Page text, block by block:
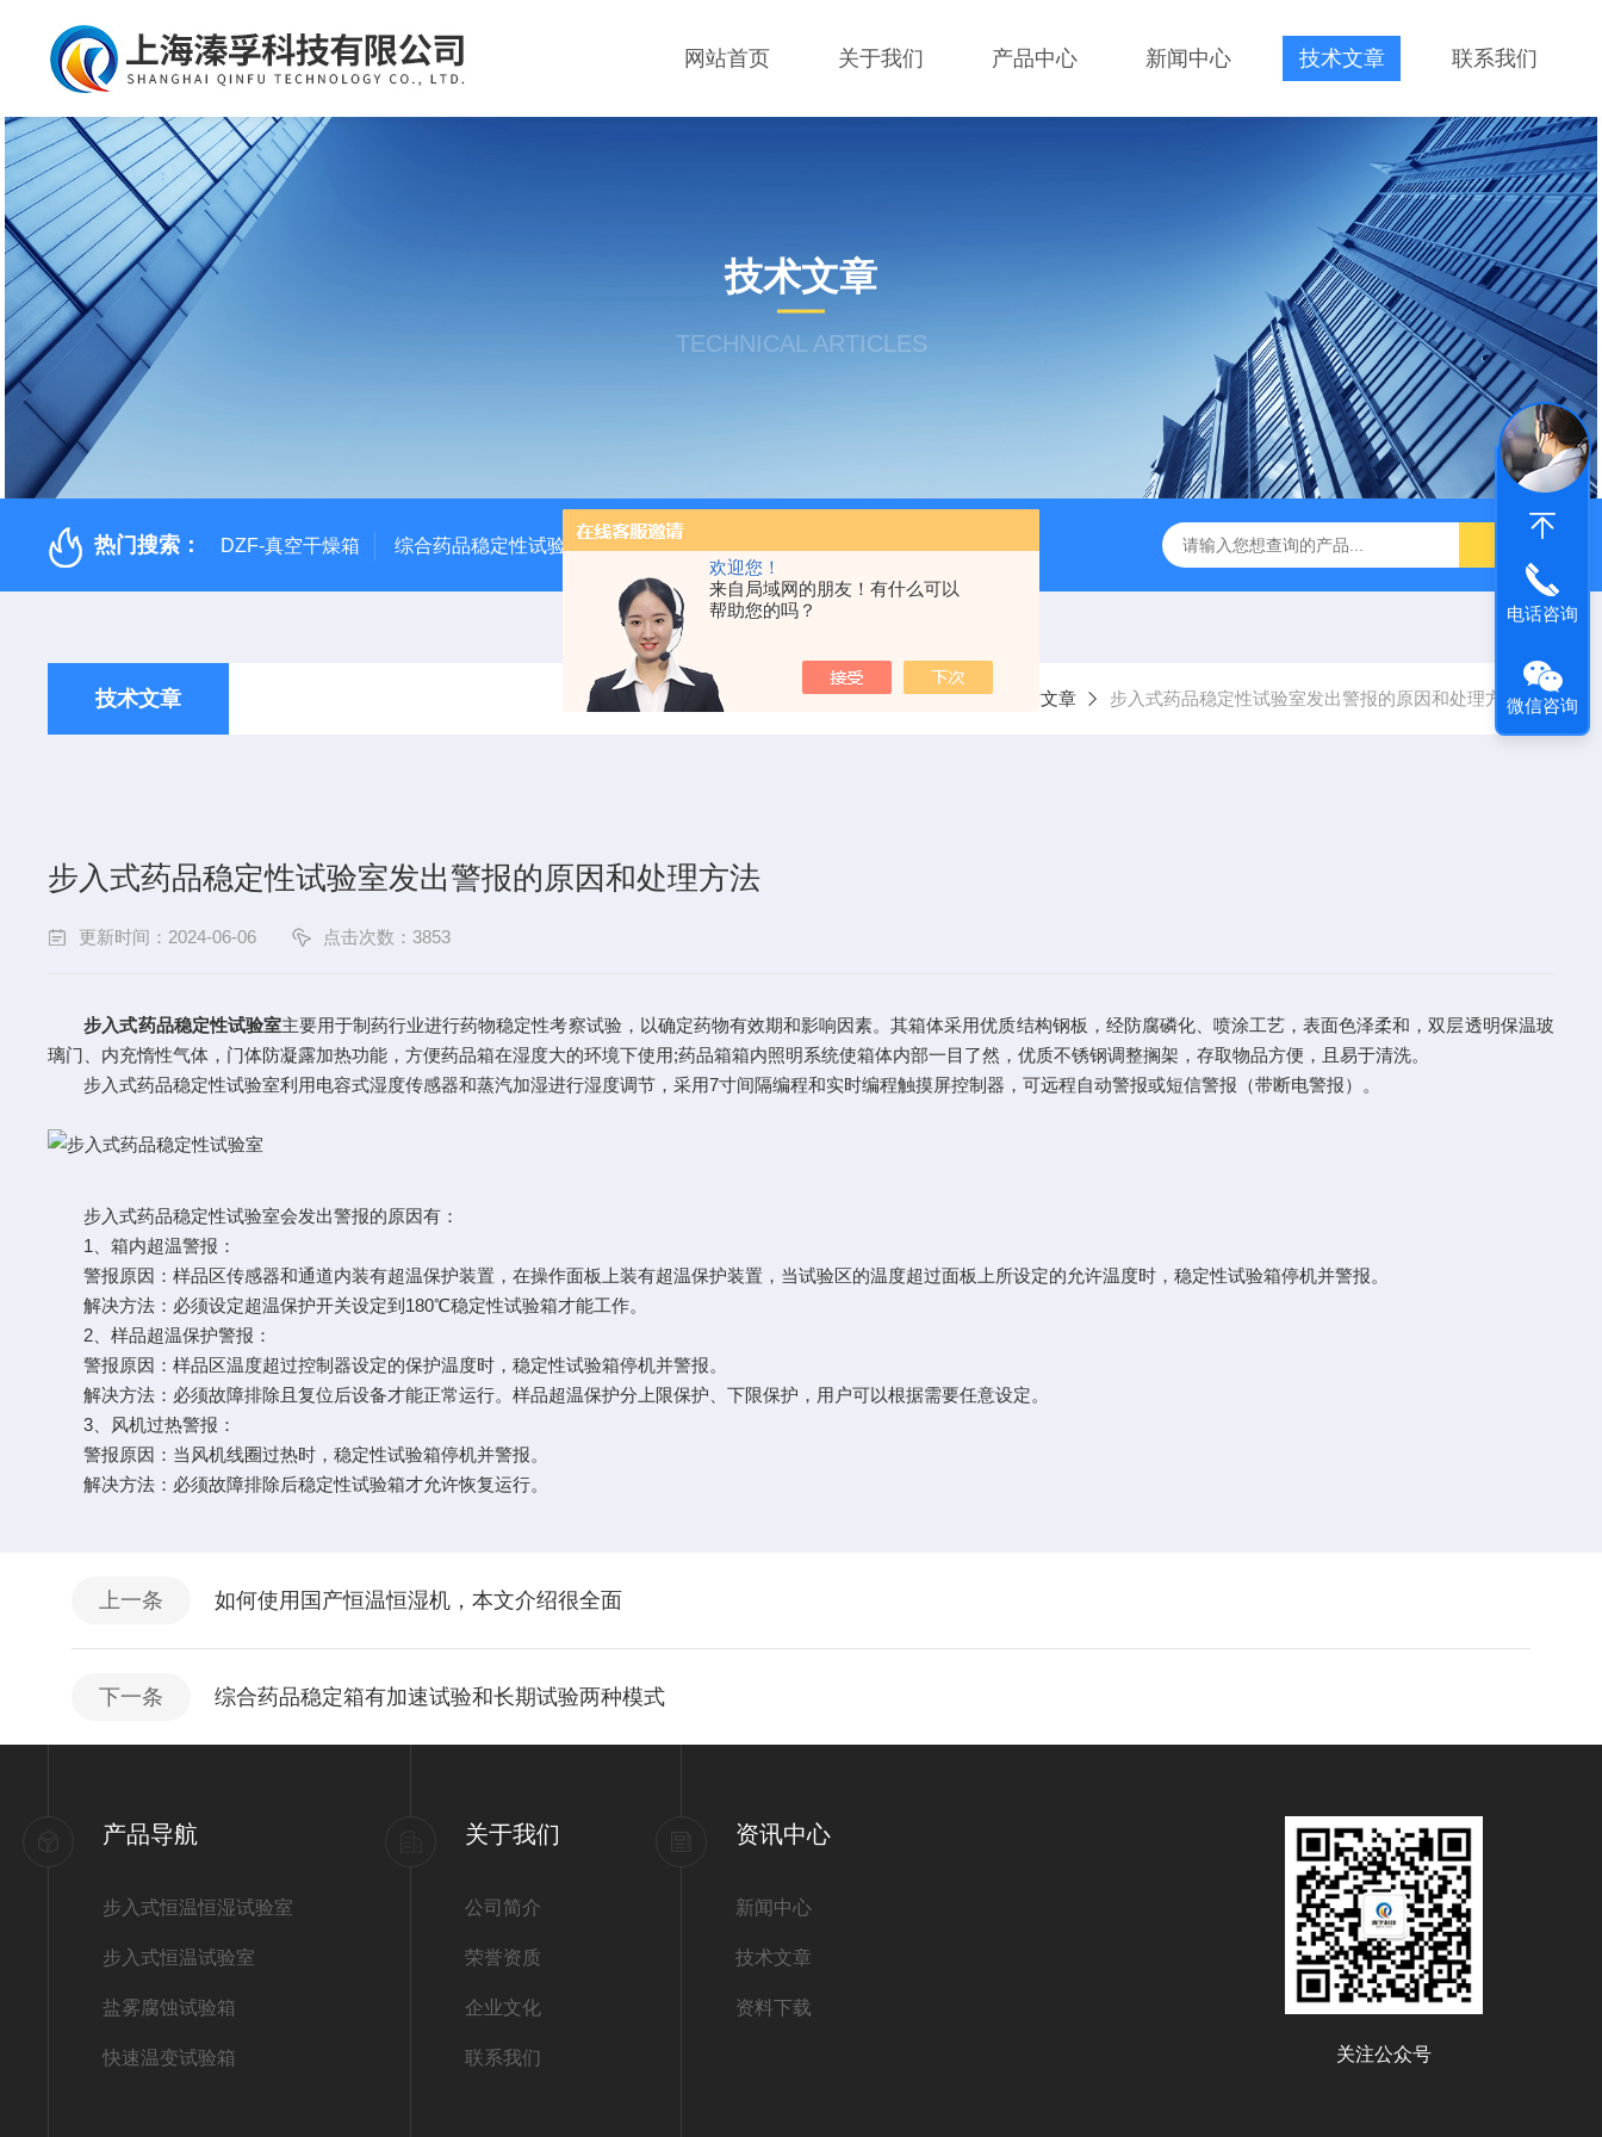
欢迎您！
来自局域网的朋友！有什么可以
帮助您的吗？
网站首页 关于我们 产品中心 新闻中心 技术文章 联系我们
技术文章
TECHNICAL ARTICLES
热门搜索： DZF-真空干燥箱 综合药品稳定性试验箱 QF-SD-3T药品稳定性试验箱三代 QF-***GD-T药品强光照射试验箱 QF-SD-2T药品
技术文章 当前位置：首页 技术文章 步入式药品稳定性试验室发出警报的原因和处理方法
步入式药品稳定性试验室发出警报的原因和处理方法
更新时间：2024-06-06 点击次数：3853
步入式药品稳定性试验室主要用于制药行业进行药物稳定性考察试验，以确定药物有效期和影响因素。其箱体采用优质结构钢板，经防腐磷化、喷涂工艺，表面色泽柔和，双层透明保温玻
璃门、内充惰性气体，门体防凝露加热功能，方便药品箱在湿度大的环境下使用;药品箱箱内照明系统使箱体内部一目了然，优质不锈钢调整搁架，存取物品方便，且易于清洗。
步入式药品稳定性试验室利用电容式湿度传感器和蒸汽加湿进行湿度调节，采用7寸间隔编程和实时编程触摸屏控制器，可远程自动警报或短信警报（带断电警报）。
步入式药品稳定性试验室会发出警报的原因有：
1、箱内超温警报：
警报原因：样品区传感器和通道内装有超温保护装置，在操作面板上装有超温保护装置，当试验区的温度超过面板上所设定的允许温度时，稳定性试验箱停机并警报。
解决方法：必须设定超温保护开关设定到180℃稳定性试验箱才能工作。
2、样品超温保护警报：
警报原因：样品区温度超过控制器设定的保护温度时，稳定性试验箱停机并警报。
解决方法：必须故障排除且复位后设备才能正常运行。样品超温保护分上限保护、下限保护，用户可以根据需要任意设定。
3、风机过热警报：
警报原因：当风机线圈过热时，稳定性试验箱停机并警报。
解决方法：必须故障排除后稳定性试验箱才允许恢复运行。
上一条 如何使用国产恒温恒湿机，本文介绍很全面
下一条 综合药品稳定箱有加速试验和长期试验两种模式
产品导航
步入式恒温恒湿试验室
步入式恒温试验室
盐雾腐蚀试验箱
快速温变试验箱
关于我们
公司简介
荣誉资质
企业文化
联系我们
资讯中心
新闻中心
技术文章
资料下载
关注公众号
电话咨询
微信咨询